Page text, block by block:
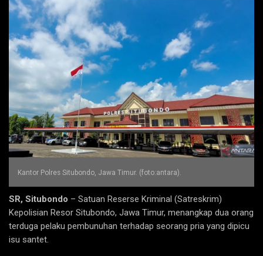
Kantor Polres Situbondo, Jawa Timur. (foto:antara).
SR, Situbondo – Satuan Reserse Kriminal (Satreskrim)
Kepolisian Resor Situbondo, Jawa Timur, menangkap dua orang
terduga pelaku pembunuhan terhadap seorang pria yang dipicu
isu santet.